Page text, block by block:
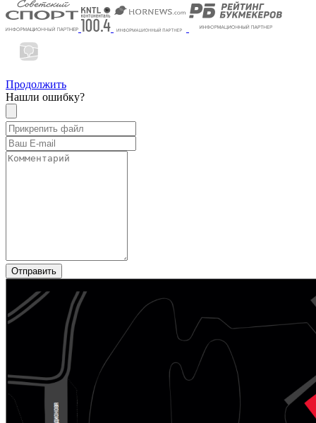
Продолжить
Нашли ошибку?